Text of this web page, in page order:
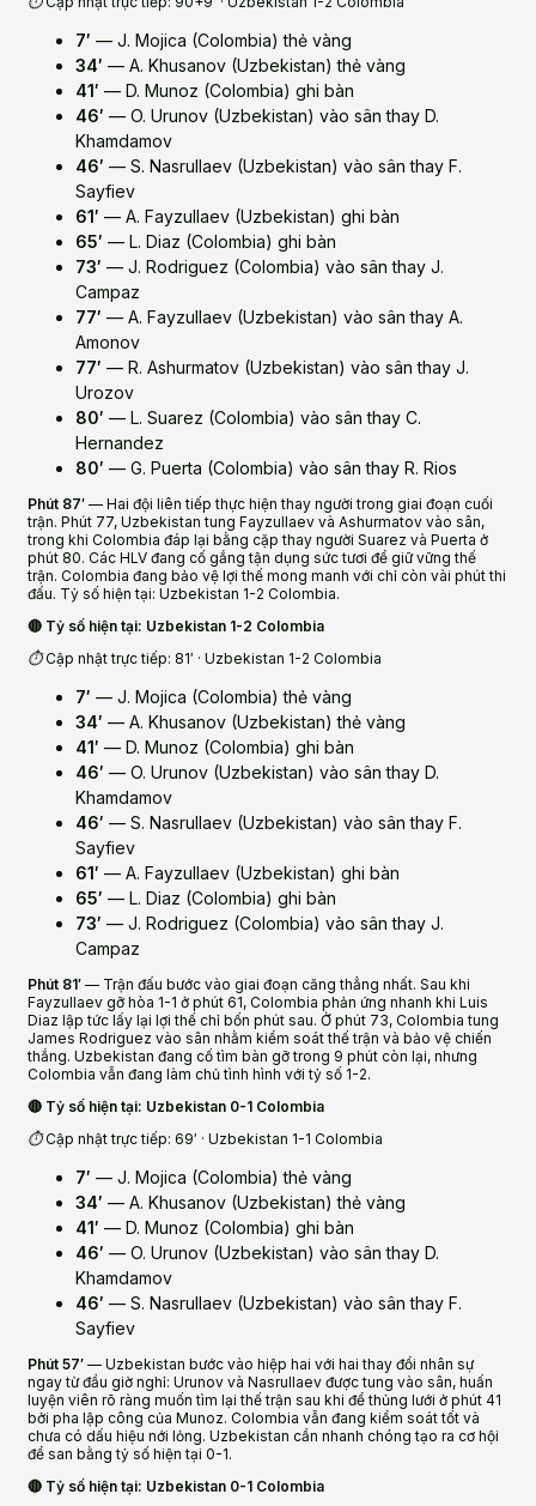
7′ — J. Mojica (Colombia) thẻ vàng
34′ — A. Khusanov (Uzbekistan) thẻ vàng
41′ — D. Munoz (Colombia) ghi bàn
46′ — O. Urunov (Uzbekistan) vào sân thay D.
Khamdamov
46′ — S. Nasrullaev (Uzbekistan) vào sân thay F.
Sayfiev
61′ — A. Fayzullaev (Uzbekistan) ghi bàn
65′ — L. Diaz (Colombia) ghi bàn
73′ — J. Rodriguez (Colombia) vào sân thay J.
Campaz
77′ — A. Fayzullaev (Uzbekistan) vào sân thay A.
Amonov
77′ — R. Ashurmatov (Uzbekistan) vào sân thay J.
Urozov
80′ — L. Suarez (Colombia) vào sân thay C.
Hernandez
80′ — G. Puerta (Colombia) vào sân thay R. Rios
Phút 87′ — Hai đội liên tiếp thực hiện thay người trong giai đoạn cuối
trận. Phút 77, Uzbekistan tung Fayzullaev và Ashurmatov vào sân,
trong khi Colombia đáp lại bằng cặp thay người Suarez và Puerta ở
phút 80. Các HLV đang cố gắng tận dụng sức tươi để giữ vững thế
trận. Colombia đang bảo vệ lợi thế mong manh với chỉ còn vài phút thi
đấu. Tỷ số hiện tại: Uzbekistan 1-2 Colombia.
🔴 Tỷ số hiện tại: Uzbekistan 1-2 Colombia
⏱️ Cập nhật trực tiếp: 81′ · Uzbekistan 1-2 Colombia
7′ — J. Mojica (Colombia) thẻ vàng
34′ — A. Khusanov (Uzbekistan) thẻ vàng
41′ — D. Munoz (Colombia) ghi bàn
46′ — O. Urunov (Uzbekistan) vào sân thay D.
Khamdamov
46′ — S. Nasrullaev (Uzbekistan) vào sân thay F.
Sayfiev
61′ — A. Fayzullaev (Uzbekistan) ghi bàn
65′ — L. Diaz (Colombia) ghi bàn
73′ — J. Rodriguez (Colombia) vào sân thay J.
Campaz
Phút 81′ — Trận đấu bước vào giai đoạn căng thẳng nhất. Sau khi
Fayzullaev gỡ hòa 1-1 ở phút 61, Colombia phản ứng nhanh khi Luis
Diaz lập tức lấy lại lợi thế chỉ bốn phút sau. Ở phút 73, Colombia tung
James Rodriguez vào sân nhằm kiểm soát thế trận và bảo vệ chiến
thắng. Uzbekistan đang cố tìm bàn gỡ trong 9 phút còn lại, nhưng
Colombia vẫn đang làm chủ tình hình với tỷ số 1-2.
🔴 Tỷ số hiện tại: Uzbekistan 0-1 Colombia
⏱️ Cập nhật trực tiếp: 69′ · Uzbekistan 1-1 Colombia
7′ — J. Mojica (Colombia) thẻ vàng
34′ — A. Khusanov (Uzbekistan) thẻ vàng
41′ — D. Munoz (Colombia) ghi bàn
46′ — O. Urunov (Uzbekistan) vào sân thay D.
Khamdamov
46′ — S. Nasrullaev (Uzbekistan) vào sân thay F.
Sayfiev
Phút 57′ — Uzbekistan bước vào hiệp hai với hai thay đổi nhân sự
ngay từ đầu giờ nghỉ: Urunov và Nasrullaev được tung vào sân, huấn
luyện viên rõ ràng muốn tìm lại thế trận sau khi để thủng lưới ở phút 41
bởi pha lập công của Munoz. Colombia vẫn đang kiểm soát tốt và
chưa có dấu hiệu nới lỏng. Uzbekistan cần nhanh chóng tạo ra cơ hội
để san bằng tỷ số hiện tại 0-1.
🔴 Tỷ số hiện tại: Uzbekistan 0-1 Colombia